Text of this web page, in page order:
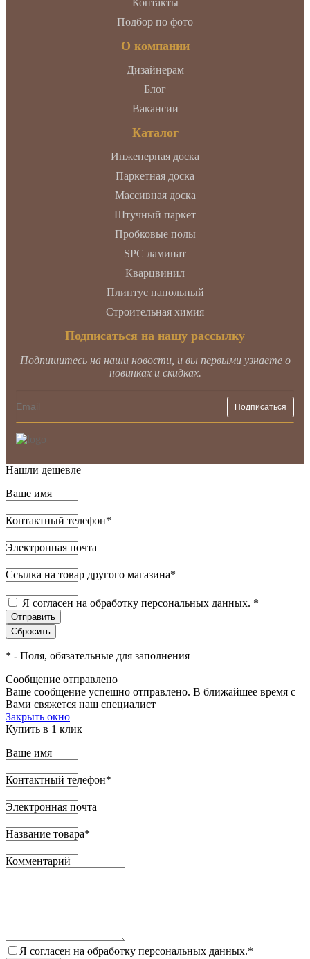
Контакты
Подбор по фото
О компании
Дизайнерам
Блог
Вакансии
Каталог
Инженерная доска
Паркетная доска
Массивная доска
Штучный паркет
Пробковые полы
SPC ламинат
Кварцвинил
Плинтус напольный
Строительная химия
Подписаться на нашу рассылку
Подпишитесь на наши новости, и вы первыми узнаете о
новинках и скидках.
Нашли дешевле
Ваше имя
Контактный телефон*
Электронная почта
Ссылка на товар другого магазина*
Я согласен на обработку персональных данных. *
* - Поля, обязательные для заполнения
Сообщение отправлено
Ваше сообщение успешно отправлено. В ближайшее время с
Вами свяжется наш специалист
Закрыть окно
Купить в 1 клик
Ваше имя
Контактный телефон*
Электронная почта
Название товара*
Комментарий
Я согласен на обработку персональных данных.*